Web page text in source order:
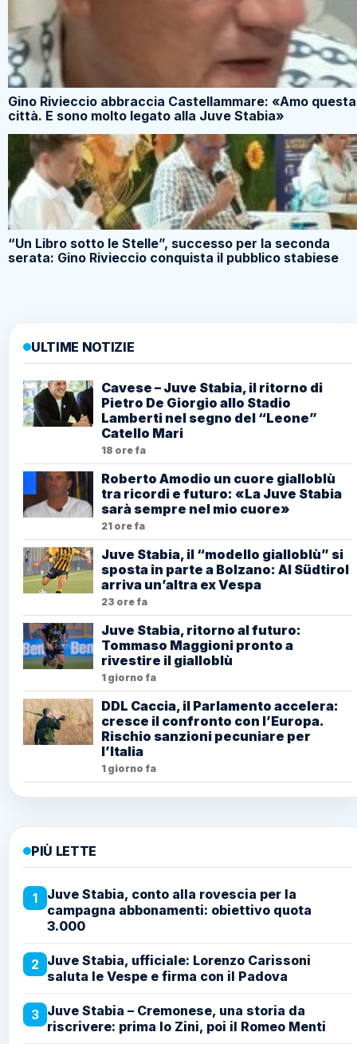
Gino Rivieccio abbraccia Castellammare: «Amo questa
città. E sono molto legato alla Juve Stabia»
“Un Libro sotto le Stelle”, successo per la seconda
serata: Gino Rivieccio conquista il pubblico stabiese
ULTIME NOTIZIE
Cavese – Juve Stabia, il ritorno di
Pietro De Giorgio allo Stadio
Lamberti nel segno del “Leone”
Catello Mari
18 ore fa
Roberto Amodio un cuore gialloblù
tra ricordi e futuro: «La Juve Stabia
sarà sempre nel mio cuore»
21 ore fa
Juve Stabia, il “modello gialloblù” si
sposta in parte a Bolzano: Al Südtirol
arriva un’altra ex Vespa
23 ore fa
Juve Stabia, ritorno al futuro:
Tommaso Maggioni pronto a
rivestire il gialloblù
1 giorno fa
DDL Caccia, il Parlamento accelera:
cresce il confronto con l’Europa.
Rischio sanzioni pecuniare per
l’Italia
1 giorno fa
PIÙ LETTE
1
Juve Stabia, conto alla rovescia per la
campagna abbonamenti: obiettivo quota
3.000
2 Juve Stabia, ufficiale: Lorenzo Carissoni
saluta le Vespe e firma con il Padova
3 Juve Stabia – Cremonese, una storia da
riscrivere: prima lo Zini, poi il Romeo Menti